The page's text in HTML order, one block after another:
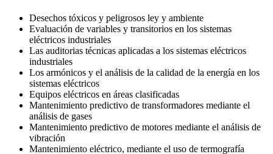
Desechos tóxicos y peligrosos ley y ambiente
Evaluación de variables y transitorios en los sistemas
eléctricos industriales
Las auditorias técnicas aplicadas a los sistemas eléctricos
industriales
Los armónicos y el análisis de la calidad de la energía en los
sistemas eléctricos
Equipos eléctricos en áreas clasificadas
Mantenimiento predictivo de transformadores mediante el
análisis de gases
Mantenimiento predictivo de motores mediante el análisis de
vibración
Mantenimiento eléctrico, mediante el uso de termografía